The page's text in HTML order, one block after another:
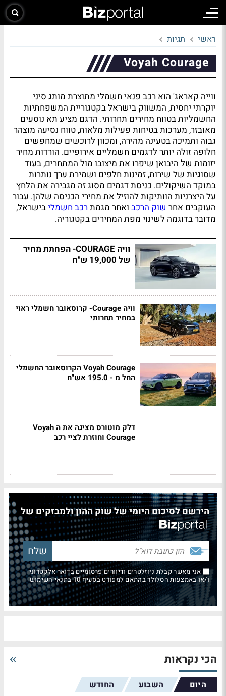
ראשי תגיות
Voyah Courage
ווייה קאראג' הוא רכב פנאי חשמלי מתוצרת מותג סיני
יוקרתי יחסית, המשווק בישראל בקטגוריית המשפחתיות
החשמליות בטווח מחירים תחרותי. הדגם מציע תא נוסעים
מאובזר, מערכות בטיחות פעילות מלאות, טווח נסיעה מוצהר
גבוה ותמיכה בטעינה מהירה, ומכוון לרוכשים שמחפשים
חלופה זולה יותר לדגמים חשמליים אירופיים. הורדות מחיר
יזומות של היבואן שיפרו את מיצובו מול המתחרים, בעוד
שסוגיות של שירות, זמינות חלפים ושמירת ערך נותרות
במוקד השיקולים. כניסת דגמים מסוג זה מגבירה את הלחץ
על היצרניות הוותיקות להוזיל את מחירי הכניסה שלהן. עבור
העוקבים אחרשוק הרכב ואחר מגמתרכב חשמליבישראל,
מדובר בדוגמה לשינוי מפת המחירים בקטגוריה.
וויה COURAGE- הפחתת מחיר
של 19,000 ש"ח
וויה Courage- קרוסאובר חשמלי ראוי
במחיר תחרותי
Voyah Courage הקרוסאובר החשמלי
החל מ - 195.0 אש"ח
דלק מוטורס מציגה את ה Voyah
Courage וחוזרת לציי רכב
הירשם לסיכום היומי של שוק ההון ולמבזקים של
אני מאשר קבלת ניוזלטרים ודיוורים פרסומיים בדואר אלקטרוני
ו/או באמצעות הסלולר בהתאם למפורט בסעיף 10 בתנאי השימוש
הכי נקראות
היום השבוע החודש